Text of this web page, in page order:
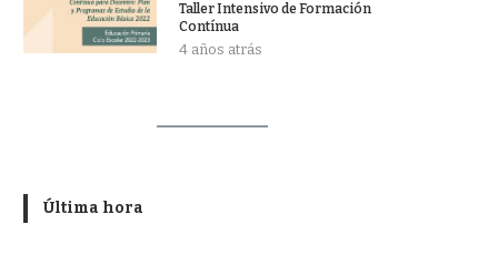
Taller Intensivo de Formación
Contínua
4 años atrás
Última hora